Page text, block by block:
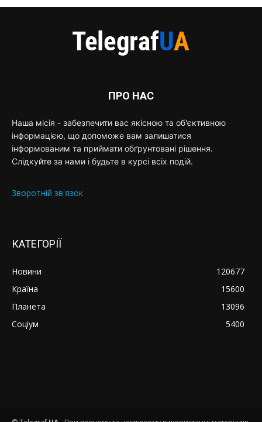
ПРО НАС
Наша місія - забезпечити вас якісною та об'єктивною
інформацією, що допоможе вам залишатися
інформованим та приймати обґрунтовані рішення.
Слідкуйте за нами і будьте в курсі всіх подій.
Зворотній зв'язок
КАТЕГОРІЇ
Новини
120677
Країна
15600
Планета
13096
Соціум
5400